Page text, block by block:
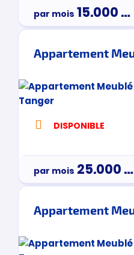
par mois 15.000Dh
DISPONIBLE
par mois 25.000Dh